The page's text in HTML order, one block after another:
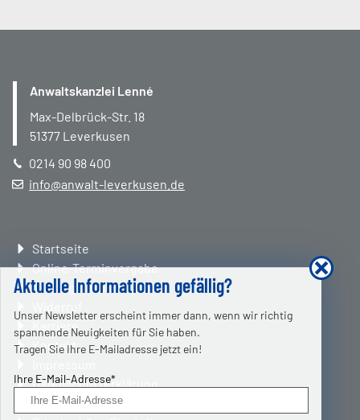
Aktuelle Informationen gefällig?
Unser Newsletter erscheint immer dann, wenn wir richtig
spannende Neuigkeiten für Sie haben.
Tragen Sie Ihre E-Mailadresse jetzt ein!
Pflichtfeld
Ihre E-Mail-Adresse*
Anwaltskanzlei Lenné
Max-Delbrück-Str. 18
51377 Leverkusen
0214 90 98 400
info@anwalt-leverkusen.de
Navigation
überspringen
Startseite
Online-Terminvergabe
Auftrag erteilen
Karriere
Kontakt
Datenschutzerklärung
Erklärung zur Barrierefreiheit